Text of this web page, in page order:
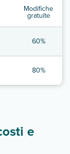
Modifiche
gratuite
60%
80%
e